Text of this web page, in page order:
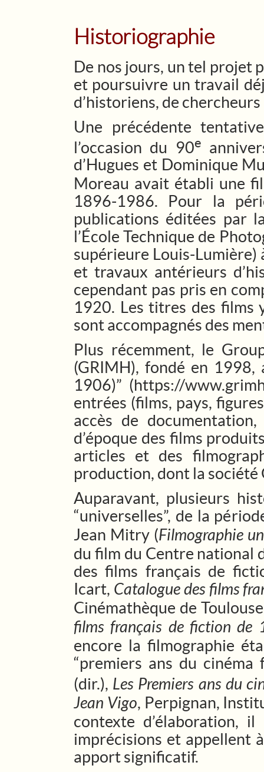
Historiographie
De nos jours, un tel projet
et poursuivre un travail
d’historiens, de
Une précédente
l’occasion du 90e
d’Hugues et Dominique
Moreau avait établi une
1896-1986. Pour la
publications éditées par
l’École Technique de
supérieure Louis-Lumière)
et travaux antérieurs
cependant pas pris en
1920. Les titres des films
sont accompagnés des
Plus récemment, le
(GRIMH), fondé en
1906)” (https://
entrées (films, pays,
accès de
d’époque des films
articles et des
production, dont la société
Auparavant, plusieurs
“universelles”, de la
Jean Mitry (Filmographie
du film du Centre national
des films français de
Icart, Catalogue des films
Cinémathèque de
films français de fiction
encore la filmographie
“premiers ans du cinéma
(dir.), Les Premiers ans du
Jean Vigo, Perpignan,
contexte d’élaboration,
imprécisions et appellent
apport significatif.